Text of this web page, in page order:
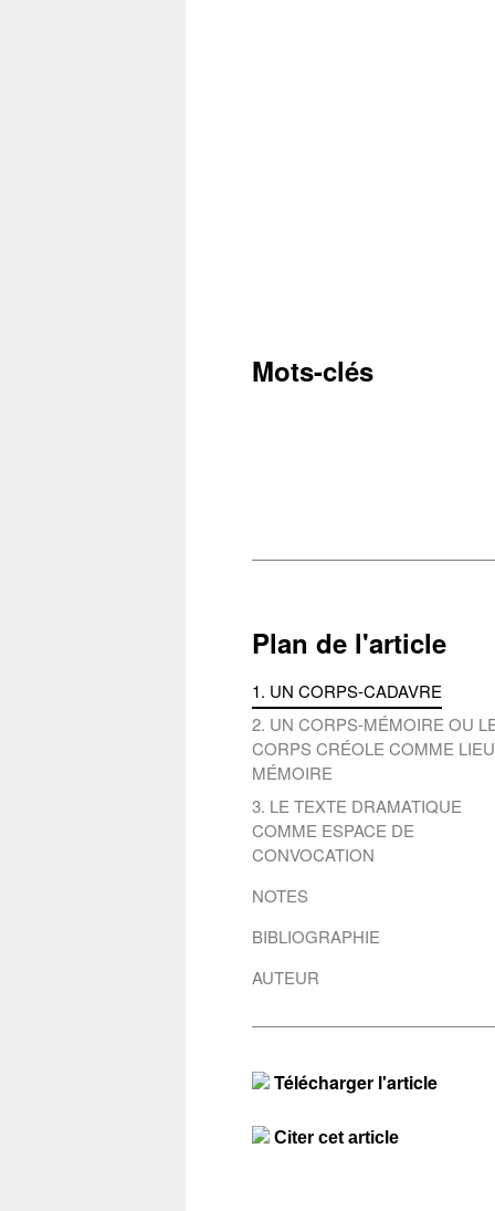
Mots-clés
Plan de l'article
1. UN CORPS-CADAVRE
2. UN CORPS-MÉMOIRE OU
CORPS CRÉOLE COMME
MÉMOIRE
3. LE TEXTE DRAMATIQUE
COMME ESPACE DE
CONVOCATION
NOTES
BIBLIOGRAPHIE
AUTEUR
Télécharger l'article
Citer cet article